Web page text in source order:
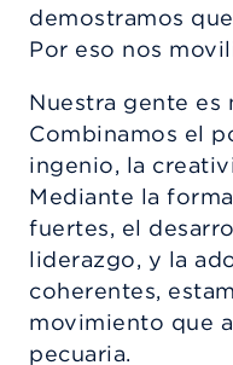
demostramos
Por eso nos
Nuestra gente es
Combinamos el
ingenio, la
Mediante la
fuertes, el
liderazgo, y la
coherentes,
movimiento que
pecuaria.